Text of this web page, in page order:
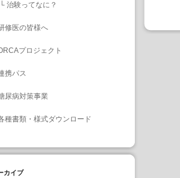
治験ってなに？
修医の皆様へ
プロジェクト
携パス
尿病対策事業
種書類・様式ダウンロード
カイブ